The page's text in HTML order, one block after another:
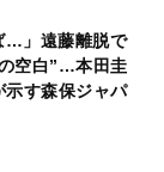
…」遠藤離脱で
空白”…本田圭
示す森保ジャパ